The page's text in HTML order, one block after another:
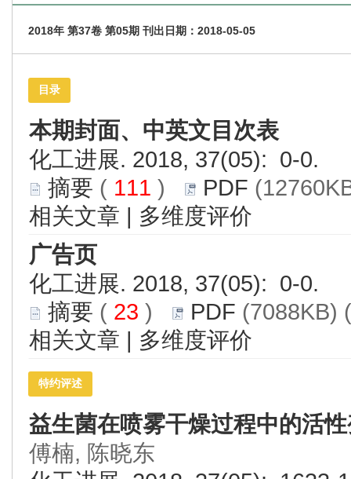
2018年 第37卷 第05期 刊出日期：2018-05-05
目录
本期封面、中英文目次表
化工进展. 2018, 37(05): 0-0.
摘要 ( 111 ) PDF
相关文章 | 多维度评价
广告页
化工进展. 2018, 37(05): 0-0.
摘要 ( 23 ) PDF (7088KB) (
相关文章 | 多维度评价
特约评述
益生菌在喷雾干燥过程中的活
傅楠, 陈晓东